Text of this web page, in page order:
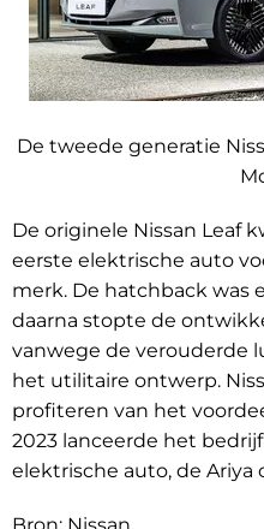
De tweede generatie
De originele Nissan Leaf
eerste elektrische auto
merk. De hatchback was
daarna stopte de
vanwege de verouderde
het utilitaire ontwerp.
profiteren van het
2023 lanceerde het
elektrische auto, de Ariya